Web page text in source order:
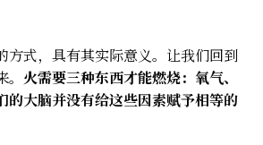
方式，具有其实际意义。让我们回到
火需要三种东西才能燃烧：氧气、
的大脑并没有给这些因素赋予相等的